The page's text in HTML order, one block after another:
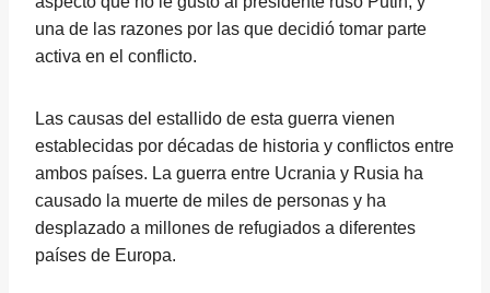
una de las razones por las que decidió tomar parte
activa en el conflicto.
Las causas del estallido de esta guerra vienen
establecidas por décadas de historia y conflictos entre
ambos países. La guerra entre Ucrania y Rusia ha
causado la muerte de miles de personas y ha
desplazado a millones de refugiados a diferentes
países de Europa.